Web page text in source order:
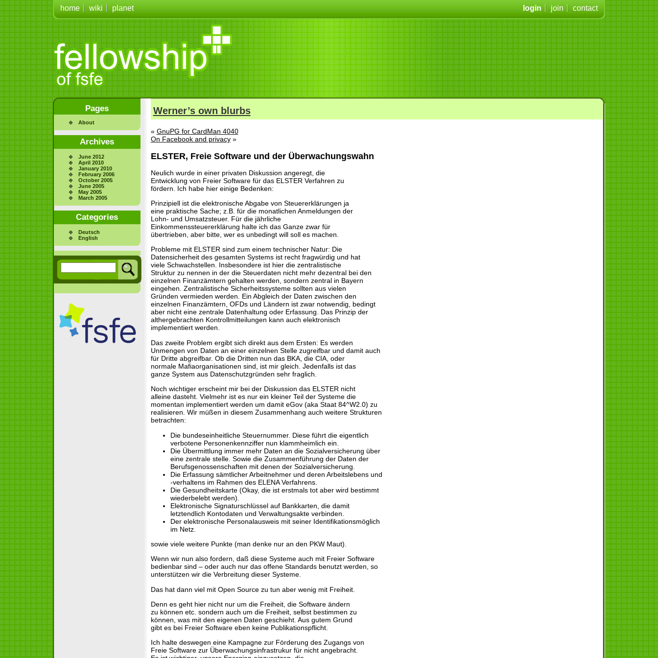
login join contact
home wiki planet
Pages
About
Archives
June 2012
April 2010
January 2010
February 2006
October 2005
June 2005
May 2005
March 2005
Categories
Deutsch
English
Werner’s own blurbs
« GnuPG for CardMan 4040
On Facebook and privacy»
ELSTER, Freie Software und der Überwachungswahn
Neulich wurde in einer privaten Diskussion angeregt, die
Entwicklung von Freier Software für das ELSTER Verfahren zu
fördern. Ich habe hier einige Bedenken:
Prinzipiell ist die elektronische Abgabe von Steuererklärungen ja
eine praktische Sache; z.B. für die monatlichen Anmeldungen der
Lohn- und Umsatzsteuer. Für die jährliche
Einkommenssteuererklärung halte ich das Ganze zwar für
übertrieben, aber bitte, wer es unbedingt will soll es machen.
Probleme mit ELSTER sind zum einem technischer Natur: Die
Datensicherheit des gesamten Systems ist recht fragwürdig und hat
viele Schwachstellen. Insbesondere ist hier die zentralistische
Struktur zu nennen in der die Steuerdaten nicht mehr dezentral bei den
einzelnen Finanzämtern gehalten werden, sondern zentral in Bayern
eingehen. Zentralistische Sicherheitssysteme sollten aus vielen
Gründen vermieden werden. Ein Abgleich der Daten zwischen den
einzelnen Finanzämtern, OFDs und Ländern ist zwar notwendig, bedingt
aber nicht eine zentrale Datenhaltung oder Erfassung. Das Prinzip der
althergebrachten Kontrollmitteilungen kann auch elektronisch
implementiert werden.
Das zweite Problem ergibt sich direkt aus dem Ersten: Es werden
Unmengen von Daten an einer einzelnen Stelle zugreifbar und damit auch
für Dritte abgreifbar. Ob die Dritten nun das BKA, die CIA, oder
normale Mafiaorganisationen sind, ist mir gleich. Jedenfalls ist das
ganze System aus Datenschutzgründen sehr fraglich.
Noch wichtiger erscheint mir bei der Diskussion das ELSTER nicht
alleine dasteht. Vielmehr ist es nur ein kleiner Teil der Systeme die
momentan implementiert werden um damit eGov (aka Staat 84^W2.0) zu
realisieren. Wir müßen in diesem Zusammenhang auch weitere Strukturen
betrachten:
Die bundeseinheitliche Steuernummer. Diese führt die eigentlich
verbotene Personenkennziffer nun klammheimlich ein.
Die Übermittlung immer mehr Daten an die Sozialversicherung über
eine zentrale stelle. Sowie die Zusammenführung der Daten der
Berufsgenossenschaften mit denen der Sozialversicherung.
Die Erfassung sämtlicher Arbeitnehmer und deren Arbeitslebens und
-verhaltens im Rahmen des ELENA Verfahrens.
Die Gesundheitskarte (Okay, die ist erstmals tot aber wird bestimmt
wiederbelebt werden).
Elektronische Signaturschlüssel auf Bankkarten, die damit
letztendlich Kontodaten und Verwaltungsakte verbinden.
Der elektronische Personalausweis mit seiner Identifikationsmöglich
im Netz.
sowie viele weitere Punkte (man denke nur an den PKW Maut).
Wenn wir nun also fordern, daß diese Systeme auch mit Freier Software
bedienbar sind – oder auch nur das offene Standards benutzt werden, so
unterstützen wir die Verbreitung dieser Systeme.
Das hat dann viel mit Open Source zu tun aber wenig mit Freiheit.
Denn es geht hier nicht nur um die Freiheit, die Software ändern
zu können etc. sondern auch um die Freiheit, selbst bestimmen zu
können, was mit den eigenen Daten geschieht. Aus gutem Grund
gibt es bei Freier Software eben keine Publikationspflicht.
Ich halte deswegen eine Kampagne zur Förderung des Zugangs von
Freie Software zur Überwachungsinfrastrukur für nicht angebracht.